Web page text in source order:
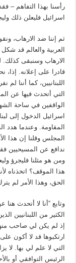
رأسنا بهذا التفاهم –
اسرائيل فليعلن ذلك
ثم إننا ضد الارهاب،
العربية والعالم قد
الارهاب وسنبقى كذلك.
قادرا على إعلانه.
اللبنانيين، كما أننا
التي أتحدث فيها عن
الواقفين في ساحة
اسرائيل الدخول إلى
المقاومة. وعندما هدد
المجلس وقلنا إن هذا
ندافع عن المسيحيين
ومن هو مثلنا فليجرؤ
هذا الموقف؟ اتخذناه
الحق، وهذا الأمر لم
وتابع “أنا لا أتحدث هنا
الكثير من اللبنانيين
إذ لم يكن لي صاحب
ارتكبوها قد لا أكون
التي لا علم لي بها. لا
الرئيس التوافقي أو